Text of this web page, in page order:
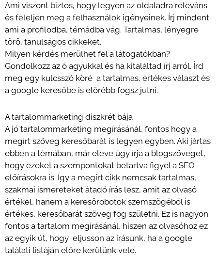
Ami viszont biztos, hogy legyen az oldaladra releváns
és feleljen meg a felhasználok igényeinek. Írj mindent
ami a profilodba, témádba vág. Tartalmas, lényegre
törő, tanulságos cikkeket.
Milyen kérdés merülhet fel a látogatókban?
Gondolkozz az ő agyukkal és ha kitaláltad írj arról. Írd
meg egy kulcsszó köré a tartalmas, értékes választ és
a google keresőbe is előrébb fogsz jutni.
A tartalommarketing diszkrét bája
A jó tartalommarketing megírásánál, fontos hogy a
megírt szöveg keresőbarát is legyen egyben. Aki jártas
ebben a témában, már eleve úgy írja a blogszöveget,
hogy ezeket a szempontokat betartva figyel a SEO
előírásokra is. Így a megírt cikk nemcsak tartalmas,
szakmai ismereteket átadó írás lesz, amit az olvasó
értékel, hanem a keresőrobotok szemszögéből is
értékes, keresőbarát szöveg fog születni. Ez is nagyon
fontos a tartalom megírásánál, hiszen az olvasóhoz ez
az egyik út, hogy eljusson az írásunk, ha a google
találati listáján előre kerülünk vele.